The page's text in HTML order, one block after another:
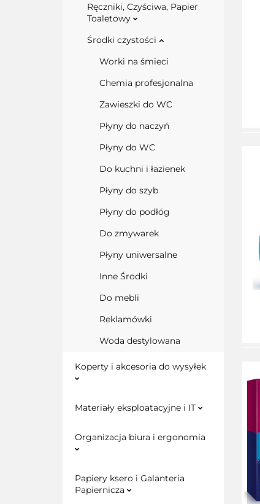
Ręczniki, Czyściwa, Papier
Toaletowy
Środki czystości
Worki na śmieci
Chemia profesjonalna
Zawieszki do WC
Płyny do naczyń
Płyny do WC
Do kuchni i łazienek
Płyny do szyb
Płyny do podłóg
Do zmywarek
Płyny uniwersalne
Inne Środki
Do mebli
Reklamówki
Woda destylowana
Koperty i akcesoria do wysyłek
Materiały eksploatacyjne i IT
Organizacja biura i ergonomia
Papiery ksero i Galanteria
Papiernicza